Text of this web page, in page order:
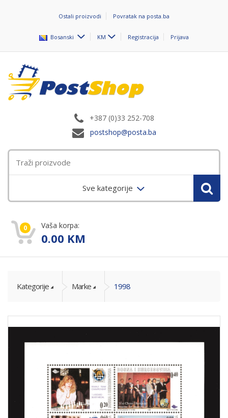
Ostali proizvodi Povratak na posta.ba
Bosanski KM Registracija Prijava
+387 (0)33 252-708
postshop@posta.ba
Sve kategorije
0 Vaša korpa:
0.00 KM
Kategorije Marke 1998